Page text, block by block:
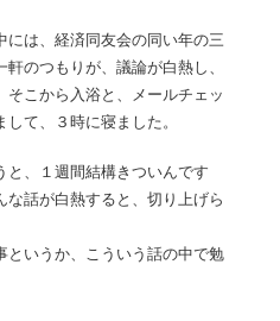
には、経済同友会の同い年の三
のつもりが、議論が白熱し、
こから入浴と、メールチェッ
て、３時に寝ました。
と、１週間結構きついんです
話が白熱すると、切り上げら
というか、こういう話の中で勉